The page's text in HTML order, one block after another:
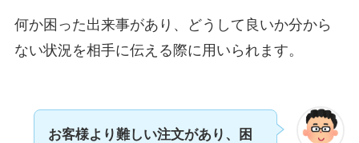
何か困った出来事があり、どうして良いか分から
ない状況を相手に伝える際に用いられます。
お客様より難しい注文があり、困